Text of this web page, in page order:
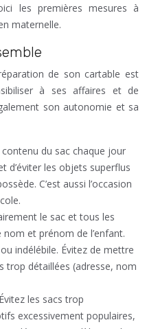
les premières mesures à
maternelle.
de son cartable est
à ses affaires et de
son autonomie et sa
contenu du sac chaque jour
d’éviter les objets superflus
C’est aussi l’occasion
le sac et tous les
et prénom de l’enfant.
indélébile. Évitez de mettre
trop détaillées (adresse, nom
Évitez les sacs trop
excessivement populaires,